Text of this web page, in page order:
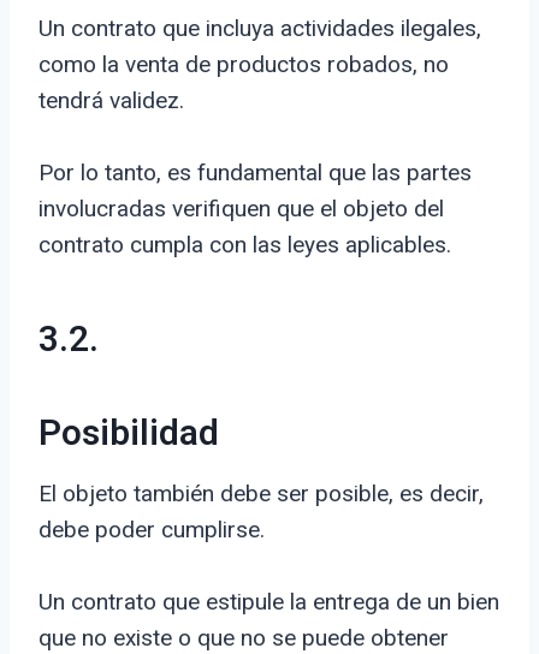
Un contrato que incluya actividades ilegales,
como la venta de productos robados, no
tendrá validez.
Por lo tanto, es fundamental que las partes
involucradas verifiquen que el objeto del
contrato cumpla con las leyes aplicables.
3.2.
Posibilidad
El objeto también debe ser posible, es decir,
debe poder cumplirse.
Un contrato que estipule la entrega de un bien
que no existe o que no se puede obtener